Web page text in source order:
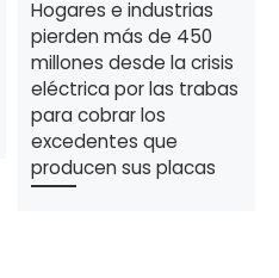
Hogares e industrias
pierden más de 450
millones desde la crisis
eléctrica por las trabas
para cobrar los
excedentes que
producen sus placas